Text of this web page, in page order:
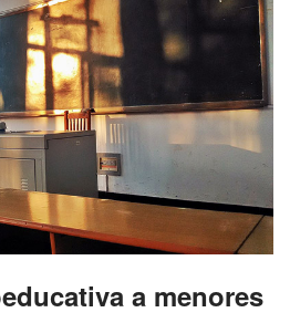
a menores